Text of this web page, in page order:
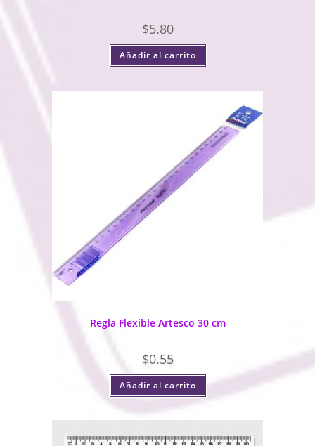
$5.80
Añadir al carrito
Regla Flexible Artesco 30 cm
$0.55
Añadir al carrito